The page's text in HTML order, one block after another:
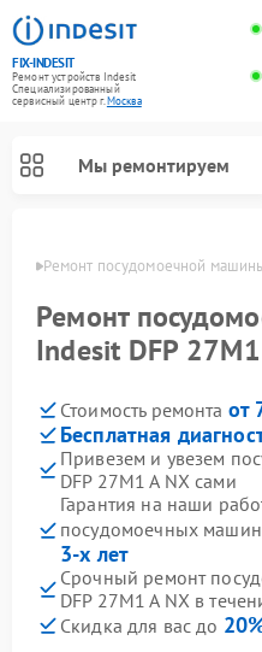
FIX-INDESIT
Ремонт устройств Indesit
Специализированный
cервисный центр г.Москва
Мы ремонтируем
Ремонт посудомоечной
Ремонт
Indesit DFP
Стоимость ремонта от
Бесплатная
Привезем и увезем
DFP 27M1 A NX сами
Гарантия на наши
посудомоечных
3-х лет
Срочный ремонт
DFP 27M1 A NX в
Скидка для вас до